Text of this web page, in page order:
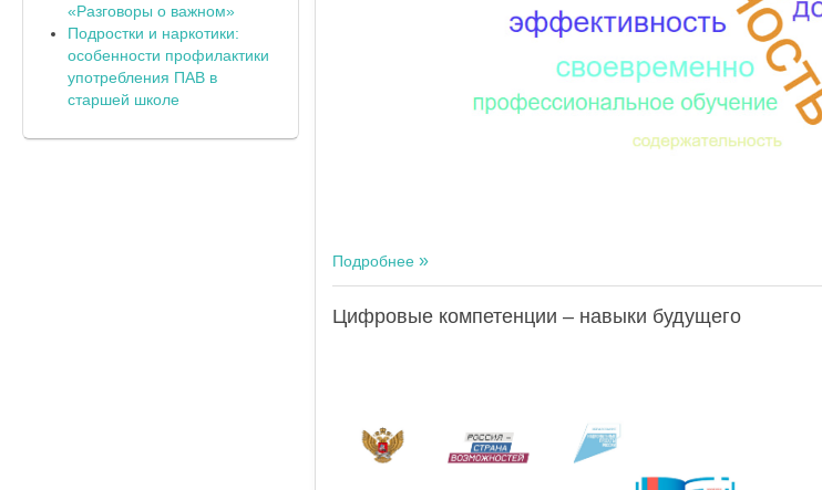
Подробнее
Цифровые компетенции – навыки будущего
«Разговоры о важном»
Подростки и наркотики:
особенности профилактики
употребления ПАВ в
старшей школе